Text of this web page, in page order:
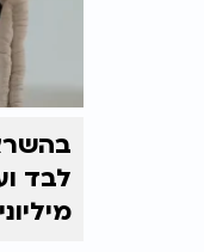
לבד